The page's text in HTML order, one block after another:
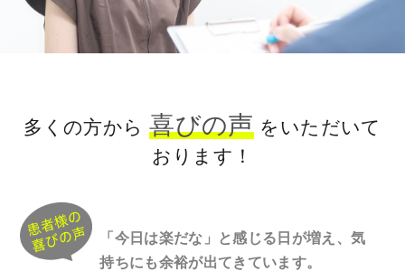
多くの方から喜びの声をいただいて
おります！
「今日は楽だな」と感じる日が増え、気
持ちにも余裕が出てきています。